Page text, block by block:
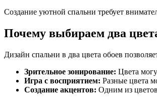
Создание уютной спальни требует
Почему выбираем два
Дизайн спальни в два цвета обоев
Зрительное зонирование: Цвета
Игра с восприятием: Разные цвета
Создание акцентов: Одним из